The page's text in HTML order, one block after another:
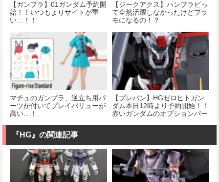
【ガンプラ】01ガンダム予約開
始！！いつもよりサイトが重
い…！！
【ジークアクス】ハンブラビっ
て全然活躍しなかったけどプラ
モになるの！？
マチュのガンプラ、逆立ち用パ
ーツが付いてプレイバリューが
高い…！
【プレバン】HGゼロヒトガン
ダム本日12時より予約開始！！
赤いガンダムのオプションパー
『HG』の関連記事